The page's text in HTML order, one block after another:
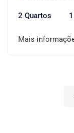
2 Quartos
Mais